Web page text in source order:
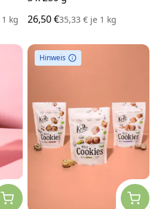
1 kg
26,50 €35,33 € je 1 kg
Hinweis